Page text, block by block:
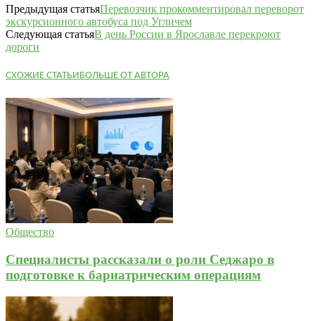
Предыдущая статьяПеревозчик прокомментировал переворот
экскурсионного автобуса под Угличем
Следующая статьяВ день России в Ярославле перекроют
дороги
СХОЖИЕ СТАТЬИБОЛЬШЕ ОТ АВТОРА
Общество
Специалисты рассказали о роли Седжаро в
подготовке к бариатрическим операциям